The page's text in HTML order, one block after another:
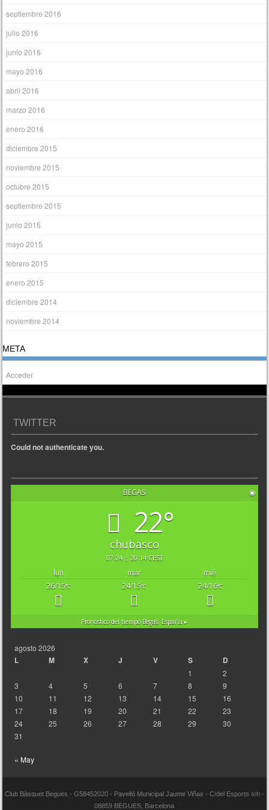
septiembre 2016
julio 2016
junio 2016
mayo 2016
abril 2016
marzo 2016
enero 2016
diciembre 2015
noviembre 2015
octubre 2015
septiembre 2015
junio 2015
mayo 2015
febrero 2015
enero 2015
diciembre 2014
noviembre 2014
META
Acceder
TWITTER
Could not authenticate you.
BEGAS ◉
22°
chubasco
07:24 20:14 CEST
lun mar
mié
26/15°C 24/15°C 24/16°C
Pronóstico del tiempo Begas, España ▸
agosto 2026
L M X J V S D
1
2
3
4 5 6 7 8
9
10
11 12 13 14 15
16
17
18 19 20 21 22
23
24
25 26 27 28 29
30
31
« May
Club Bàsquet Begues - G58452020 - Pavelló Municipal Jaume Viñas - C/del Esports s/n -
08859 BEGUES, Barcelona